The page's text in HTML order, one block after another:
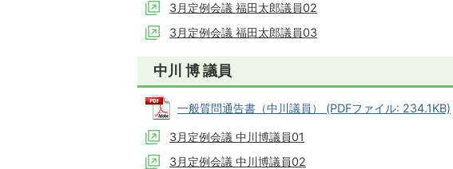
3月定例会議 福田太郎議員02
3月定例会議 福田太郎議員03
中川 博 議員
一般質問通告書（中川議員） (PDFファイル: 234.1KB)
3月定例会議 中川博議員01
3月定例会議 中川博議員02